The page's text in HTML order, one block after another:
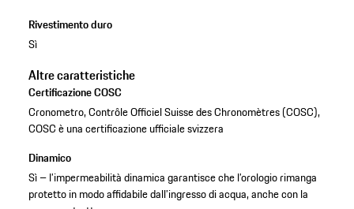
Rivestimento duro
Sì
Altre caratteristiche
Certificazione COSC
Cronometro, Contrôle Officiel Suisse des Chronomètres (COSC),
COSC è una certificazione ufficiale svizzera
Dinamico
Sì – l’impermeabilità dinamica garantisce che l’orologio rimanga
protetto in modo affidabile dall’ingresso di acqua, anche con la